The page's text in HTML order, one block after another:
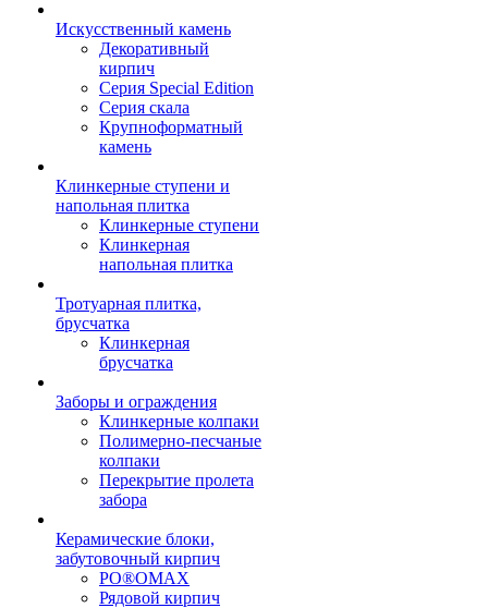
Искусственный камень
Декоративный
кирпич
Серия Special Edition
Серия скала
Крупноформатный
камень
Клинкерные ступени и
напольная плитка
Клинкерные ступени
Клинкерная
напольная плитка
Тротуарная плитка,
брусчатка
Клинкерная
брусчатка
Заборы и ограждения
Клинкерные колпаки
Полимерно-песчаные
колпаки
Перекрытие пролета
забора
Керамические блоки,
забутовочный кирпич
PO®OMAX
Рядовой кирпич